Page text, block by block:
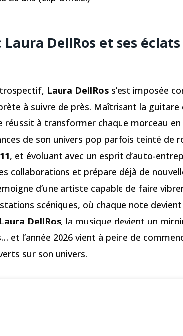
DellRos et ses
Laura DellRos s’est imposée
à suivre de près. Maîtrisant la guitare
réussit à transformer chaque morceau
de son univers pop parfois teinté de
, et évoluant avec un esprit d’auto-
collaborations et prépare déjà de
d’une artiste capable de faire
scéniques, où chaque note
Laura DellRos, la musique devient un
et l’année 2026 vient à peine de
sur son univers.